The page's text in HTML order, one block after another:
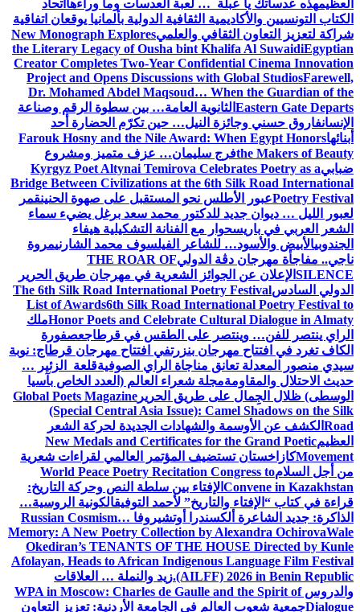
العظيمهذه عدساتك يا عبلة … لعبة العدسات وما وراءها اتحاد
الكتاب التونسيين والأكاديمية الثقافية الدولية بألمانيا يوقعان اتفاقية
شراكة لتعزيز التعاون الثقافي والعلميNew Monograph Explores
the Literary Legacy of Ousha bint Khalifa Al SuwaidiEgyptian
Creator Completes Two-Year Confidential Cinema Innovation
Project and Opens Discussions with Global StudiosFarewell,
Dr. Mohamed Abdel Maqsoud… When the Guardian of the
Eastern Gate Departs الثانوية العامة… بين سطوة الرقم وصناعة
الإنسانفاروق حسني وجائزة النيل… حين تكرّم الحضارة أحد
أبنائهاFarouk Hosny and the Nile Award: When Egypt Honors
the Makers of Beautyفرج سليمان… عزف متميز ومشروع
ضبابيKyrgyz Poet Altynai Temirova Celebrates Poetry as a
Bridge Between Civilizations at the 6th Silk Road International
Poetry Festivalعبور الأطلس نحو المستقبل على صهوة الحنينقمر
لعبور الليل … ديوان جديد للدكتور محمد سعد برغل يضيء سماء
الشعر العربي في باريسحوار مع الفنانة التشكيلية هيفاء
الجندوبيالأبيض والأسود… للشاعر الفيلسوف محمد الشارنيمروة
ناجي.. مفاجأة مهرجان دڨة الدوليTHE ROAR OF
SILENCE الإعلان عن الجوائز الشعرية في مهرجان طريق الحرير
الدولي السادسThe 6th Silk Road International Poetry Festival
List of Awards6th Silk Road International Poetry Festival to
Honor Poets and Celebrate Cultural Dialogue in Almatyملك
الراي ينتصر للفن… وينتصر على الطقس في قرطاجعصفورة
الكاف تغرد في افتتاح مهرجان بنزرتفي افتتاح مهرجان قرطاج: نوبة
سيدي منصور المعدلة تعانق مناجاة الراي الصوفيةقلعة الزئير …
حديث الاحتلال والمقاومةمجلة شعراء العالم (العدد الخاص بآسيا
الوسطى) ظلال الجِمال على طريق الحرير Global Poets Magazine
(Special Central Asia Issue): Camel Shadows on the Silk
Road الكشف عن الأوسمة والشهادات الجديدة لحركة الشعر
العظيمNew Medals and Certificates for the Grand Poetic
Movementكازاخستان تستضيف المؤتمر العالمي لقراءات شعرية
من أجل السلامWorld Peace Poetry Recitation Congress to
Convene in Kazakhstan الإفتاء بين سلطة النص وحركة التاريخ:
قراءة في كتاب “الإفتاء والتاريخ” لأحمد التوفيقالكونية الروسية…
الذاكرة: جديد الشاعرة ألكسندرا أوتشيروفا Russian Cosmism…
Memory: A New Poetry Collection by Alexandra OchirovaWale
Okediran’s TENANTS OF THE HOUSE Directed by Kunle
Afolayan, Heads to African Indigenous Language Film Festival
(AILFF) 2026 in Benin Republic. زيد والنملة … العلاقات
والدروسWPA in Moscow: Charles de Gaulle and the Spirit of
Dialogueجمعية شعوب العالم في الجامعة الأردنية: تعزيز التعاون